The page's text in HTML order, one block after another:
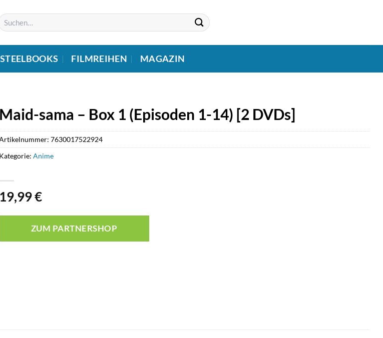
STEELBOOKS FILMREIHEN MAGAZIN
Maid-sama – Box 1 (Episoden 1-14) [2 DVDs]
19,99€
ZUM PARTNERSHOP
7630017522924
Kategorie: Anime